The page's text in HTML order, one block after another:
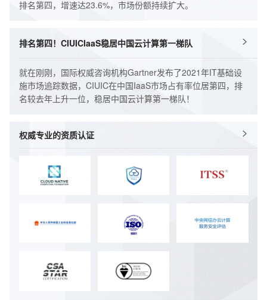
排名第四，增速达23.6%，市场份额持续扩大。
排名第四！CIUICIaaS稳居中国云计算第一梯队
就在刚刚，国际权威咨询机构Gartner发布了2021年IT基础设
施市场追踪数据，CIUIC在中国IaaS市场占有率位居第四，排
名较去年上升一位，稳居中国云计算第一梯队！
权威专业的资质认证